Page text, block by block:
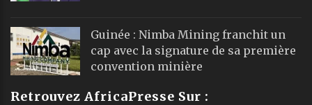
Guinée : Nimba Mining franchit un
cap avec la signature de sa première
convention minière
Retrouvez AfricaPresse Sur :